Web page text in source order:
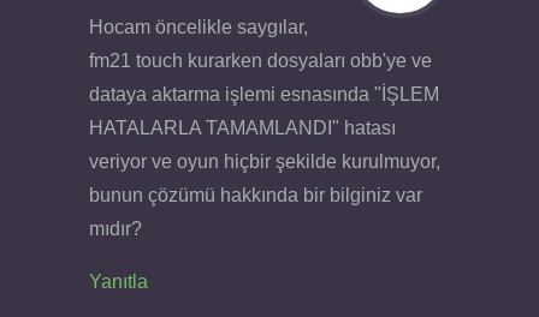
Hocam öncelikle saygılar,
fm21 touch kurarken dosyaları obb'ye ve
dataya aktarma işlemi esnasında "İŞLEM
HATALARLA TAMAMLANDI" hatası
veriyor ve oyun hiçbir şekilde kurulmuyor,
bunun çözümü hakkında bir bilginiz var
mıdır?
Yanıtla